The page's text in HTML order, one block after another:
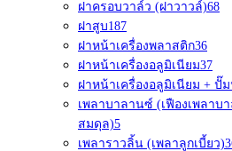
ฝาครอบวาล์ว (ฝาวาวล์)68
ฝาสูบ187
ฝาหน้าเครื่องพลาสติก36
ฝาหน้าเครื่องอลูมิเนียม37
ฝาหน้าเครื่องอลูมิเนียม + ปั๊
เพลาบาลานซ์ (เฟืองเพลาบ
สมดุล)5
เพลาราวลิ้น (เพลาลูกเบี้ยว)